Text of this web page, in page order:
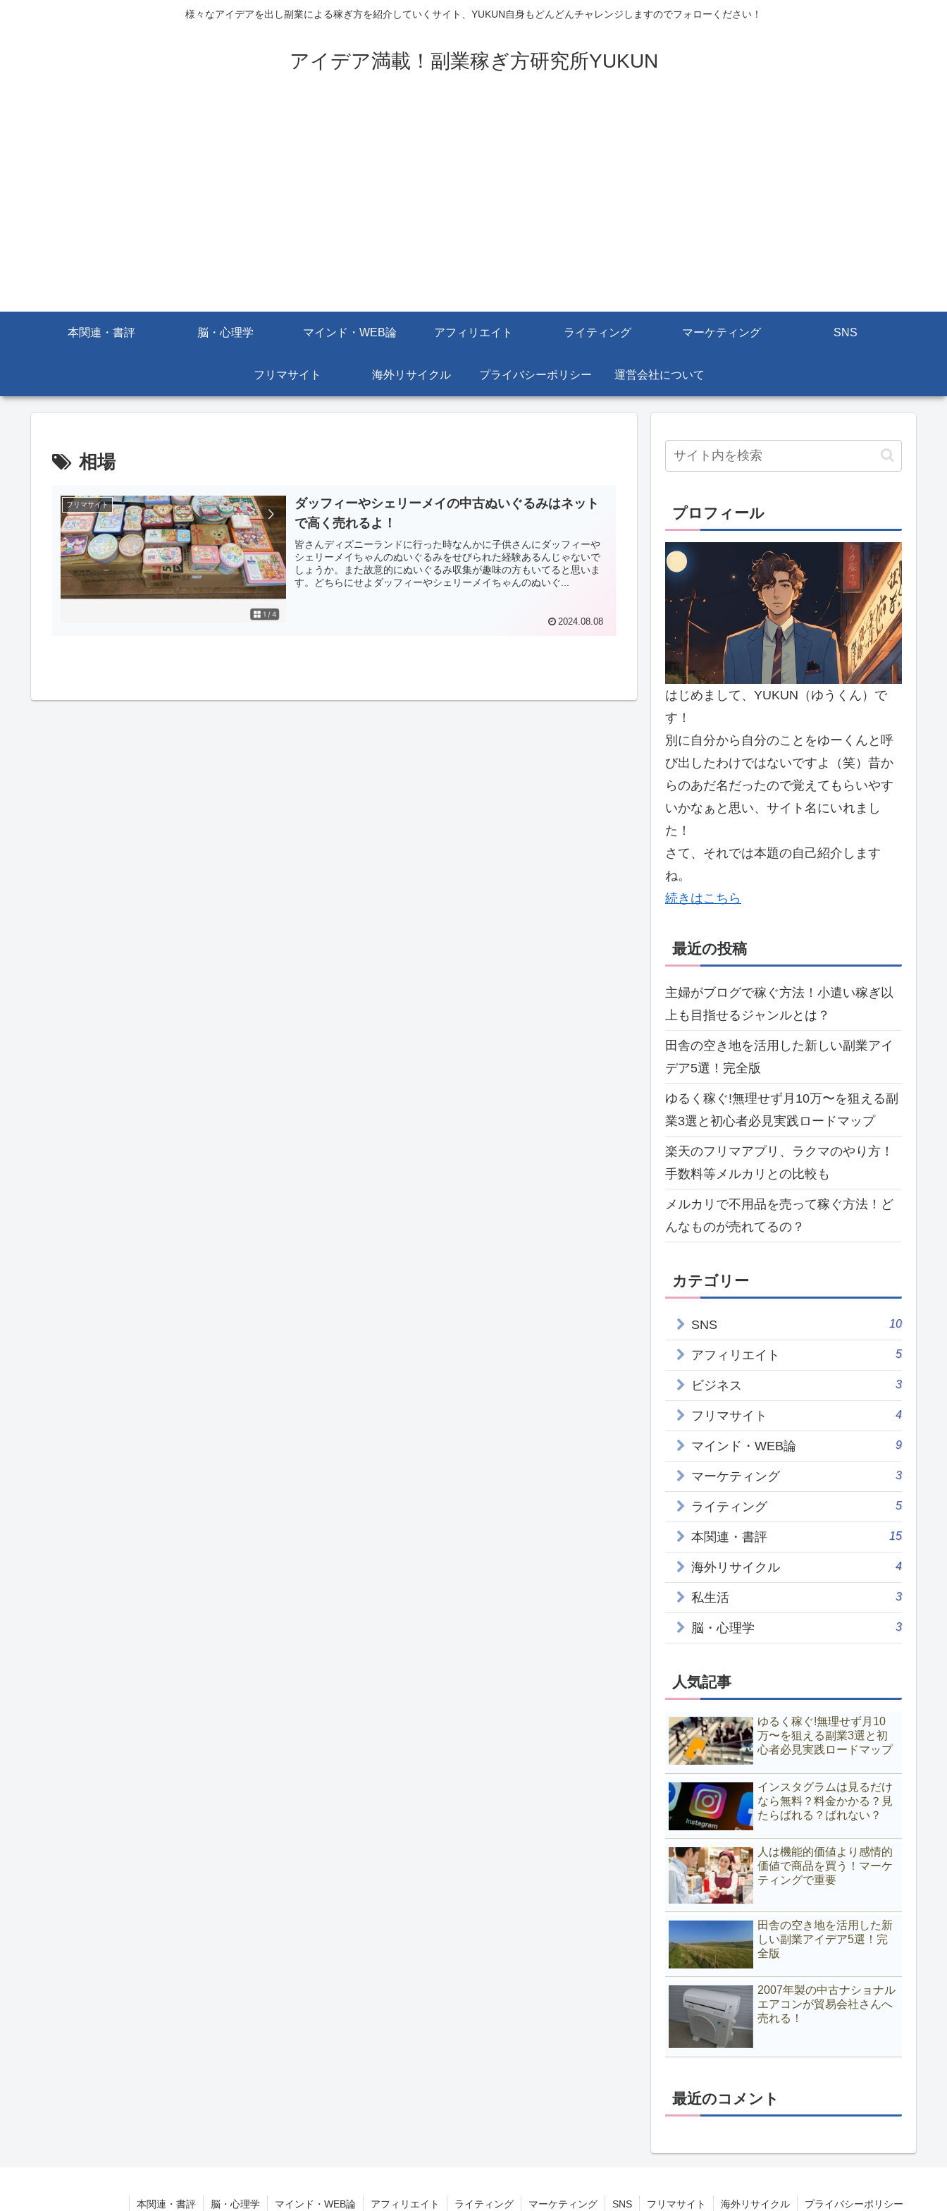
様々なアイデアを出し副業による稼ぎ方を紹介していくサイト、YUKUN自身もどんどんチャレンジしますのでフォローください！
アイデア満載！副業稼ぎ方研究所YUKUN
本関連・書評 脳・心理学 マインド・WEB論 アフィリエイト ライティング マーケティング SNS
フリマサイト 海外リサイクル プライバシーポリシー 運営会社について
相場
フリマサイト
ダッフィーやシェリーメイの中古ぬいぐるみはネット
で高く売れるよ！
皆さんディズニーランドに行った時なんかに子供さんにダッフィーや
シェリーメイちゃんのぬいぐるみをせびられた経験あるんじゃないで
しょうか。また故意的にぬいぐるみ収集が趣味の方もいてると思いま
す。どちらにせよダッフィーやシェリーメイちゃんのぬいぐ...
2024.08.08
プロフィール
はじめまして、YUKUN（ゆうくん）で
す！
別に自分から自分のことをゆーくんと呼
び出したわけではないですよ（笑）昔か
らのあだ名だったので覚えてもらいやす
いかなぁと思い、サイト名にいれまし
た！
さて、それでは本題の自己紹介します
ね。
続きはこちら
最近の投稿
主婦がブログで稼ぐ方法！小遣い稼ぎ以
上も目指せるジャンルとは？
田舎の空き地を活用した新しい副業アイ
デア5選！完全版
ゆるく稼ぐ!無理せず月10万〜を狙える副
業3選と初心者必見実践ロードマップ
楽天のフリマアプリ、ラクマのやり方！
手数料等メルカリとの比較も
メルカリで不用品を売って稼ぐ方法！ど
んなものが売れてるの？
カテゴリー
SNS 10
アフィリエイト 5
ビジネス 3
フリマサイト 4
マインド・WEB論 9
マーケティング 3
ライティング 5
本関連・書評 15
海外リサイクル 4
私生活 3
脳・心理学 3
人気記事
ゆるく稼ぐ!無理せず月10
万〜を狙える副業3選と初
心者必見実践ロードマップ
インスタグラムは見るだけ
なら無料？料金かかる？見
たらばれる？ばれない？
人は機能的価値より感情的
価値で商品を買う！マーケ
ティングで重要
田舎の空き地を活用した新
しい副業アイデア5選！完
全版
2007年製の中古ナショナル
エアコンが貿易会社さんへ
売れる！
最近のコメント
本関連・書評 脳・心理学 マインド・WEB論 アフィリエイト ライティング マーケティング SNS フリマサイト 海外リサイクル プライバシーポリシー